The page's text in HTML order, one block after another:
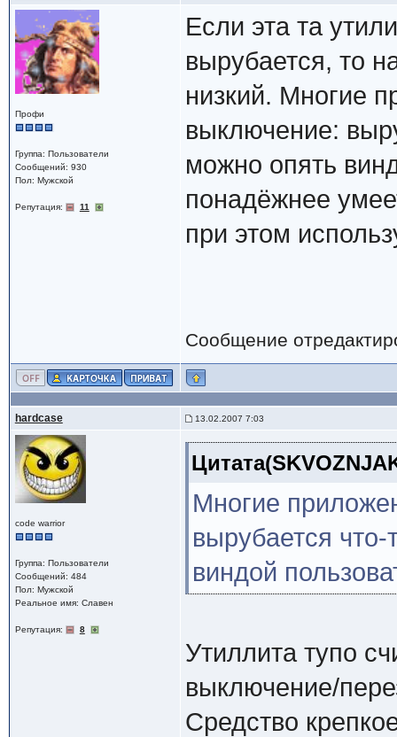
Профи
Группа: Пользователи
Сообщений: 930
Пол: Мужской
Репутация: 11
Если эта та
вырубается, то
низкий. Многие
выключение:
можно опять
понадёжнее
при этом
Сообщение
hardcase 13.02.2007 7:03
code warrior
Группа: Пользователи
Сообщений: 484
Пол: Мужской
Реальное имя: Славен
Репутация: 8
Многие
вырубается
виндой
Утиллита тупо
выключение/
Средство